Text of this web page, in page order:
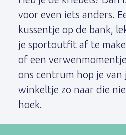
voor even iets anders.
kussentje op de bank,
je sportoutfit af te
of een
ons centrum hop je
winkeltje zo naar die
hoek.